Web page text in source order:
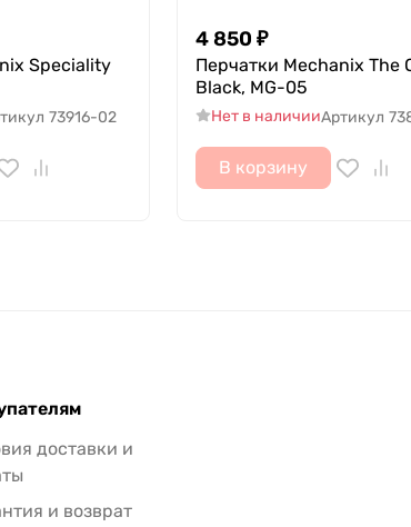
Speciality
73916-02
4 850 ₽
Перчатки Mechanix The
Black, MG-05
Нет в наличииАртикул
В корзину
доставки и
и возврат